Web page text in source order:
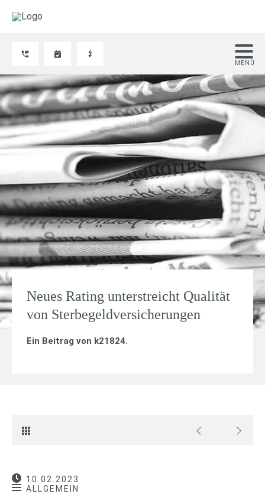
Neues Rating unterstreicht Qualität
von Sterbegeldversicherungen
Ein Beitrag von k21824.
10.02.2023
ALLGEMEIN